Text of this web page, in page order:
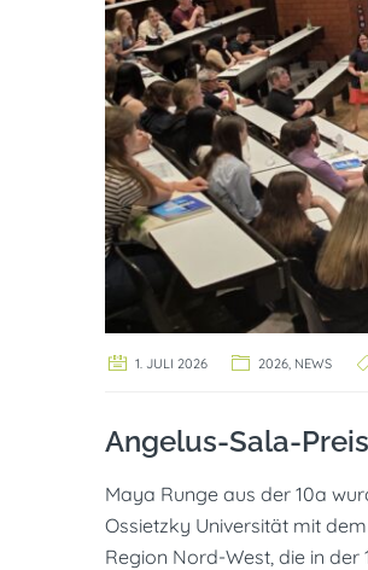
1. JULI 2026 2026, NEWS
Angelus-Sala-
Maya Runge aus der 10a
Ossietzky Universität mit
Region Nord-West, die in